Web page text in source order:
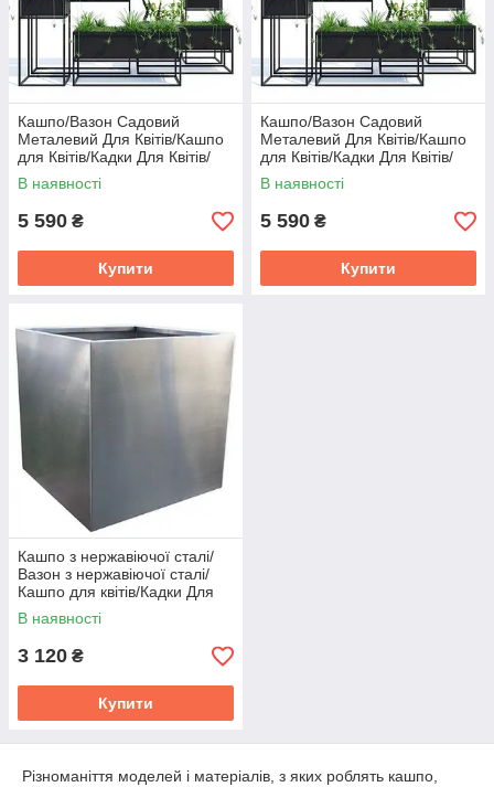
Кашпо/Вазон Садовий
Металевий Для Квітів/Кашпо
для Квітів/Кадки Для Квітів/
В наявності
5 590 ₴
Купити
Кашпо/Вазон Садовий
Металевий Для Квітів/Кашпо
для Квітів/Кадки Для Квітів/
В наявності
5 590 ₴
Купити
Кашпо з нержавіючої сталі/
Вазон з нержавіючої сталі/
Кашпо для квітів/Кадки Для
Квітів/Кашпо
В наявності
3 120 ₴
Купити
Різноманіття моделей і матеріалів, з яких роблять кашпо,